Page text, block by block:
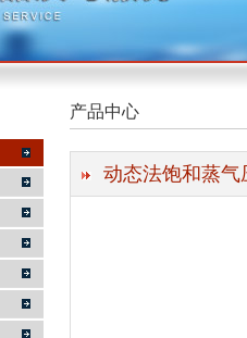
产品中心
动态法饱和蒸气